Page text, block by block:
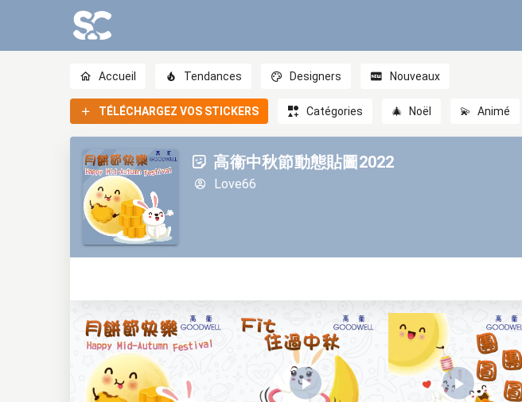
Accueil Tendances Designers Nouveaux
TÉLÉCHARGEZ VOS STICKERS Catégories 🎄 Noël 💫 Animé
高衞中秋節動態貼圖2022
Love66